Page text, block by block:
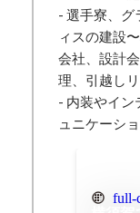
- 選手寮、グ
ィスの建設
会社、設計
理、引越し
- 内装やイン
ュニケーシ
full-